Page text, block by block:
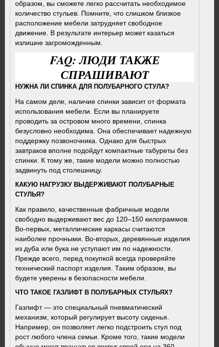
образом, вы сможете легко рассчитать необходимое
количество стульев. Помните, что слишком близкое
расположение мебели затрудняет свободное
движение. В результате интерьер может казаться
излишне загроможденным.
FAQ: ЛЮДИ ТАКЖЕ
СПРАШИВАЮТ
НУЖНА ЛИ СПИНКА ДЛЯ ПОЛУБАРНОГО СТУЛА?
На самом деле, наличие спинки зависит от формата
использования мебели. Если вы планируете
проводить за островом много времени, спинка
безусловно необходима. Она обеспечивает надежную
поддержку позвоночника. Однако для быстрых
завтраков вполне подойдут компактные табуреты без
спинки. К тому же, такие модели можно полностью
задвинуть под столешницу.
КАКУЮ НАГРУЗКУ ВЫДЕРЖИВАЮТ ПОЛУБАРНЫЕ
СТУЛЬЯ?
Как правило, качественные фабричные модели
свободно выдерживают вес до 120–150 килограммов.
Во-первых, металлические каркасы считаются
наиболее прочными. Во-вторых, деревянные изделия
из дуба или бука не уступают им по надежности.
Прежде всего, перед покупкой всегда проверяйте
технический паспорт изделия. Таким образом, вы
будете уверены в безопасности мебели.
ЧТО ТАКОЕ ГАЗЛИФТ В ПОЛУБАРНЫХ СТУЛЬЯХ?
Газлифт — это специальный пневматический
механизм, который регулирует высоту сиденья.
Например, он позволяет легко подстроить стул под
рост любого члена семьи. Кроме того, такие модели